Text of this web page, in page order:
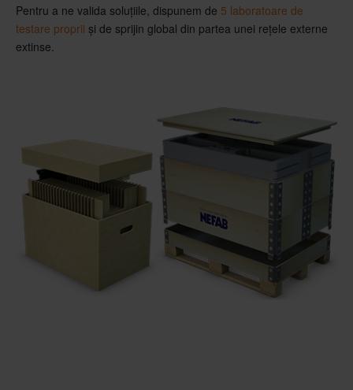
Pentru a ne valida soluțiile, dispunem de 5 laboratoare de
testare proprii și de sprijin global din partea unei rețele externe
extinse.